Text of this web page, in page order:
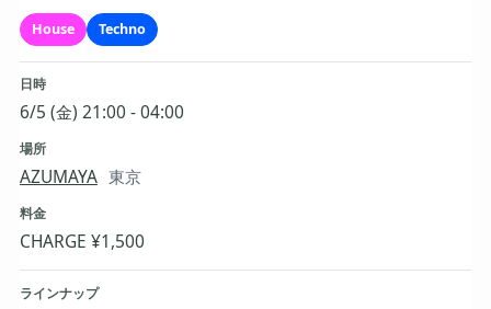
House Techno
日時
6/5 (金) 21:00 - 04:00
場所
AZUMAYA 東京
料金
CHARGE ¥1,500
ラインナップ